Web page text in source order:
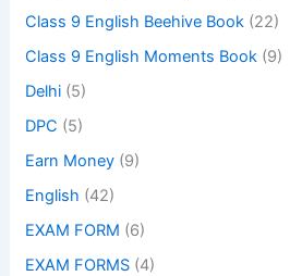
Class 9 English Beehive Book (22)
Class 9 English Moments Book (9)
Delhi (5)
DPC (5)
Earn Money (9)
English (42)
EXAM FORM (6)
EXAM FORMS (4)